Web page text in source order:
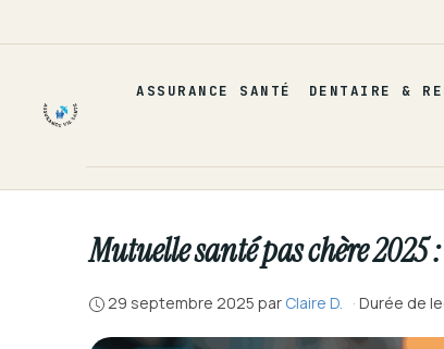
au
ASSURANCE SANTÉ DENTAIRE &
Mutuelle santé pas chère
29 septembre 2025 par Claire D. · Durée de